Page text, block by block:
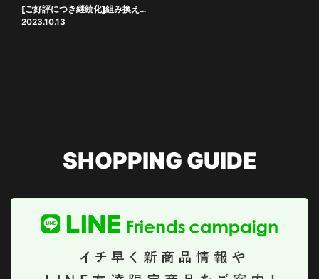
[ご好評につき継続化]組み換えサービス
2023.10.13
SHOPPING GUIDE